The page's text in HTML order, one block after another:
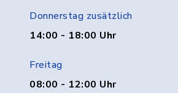
Donnerstag zusätzlich
14:00 - 18:00 Uhr
Freitag
08:00 - 12:00 Uhr